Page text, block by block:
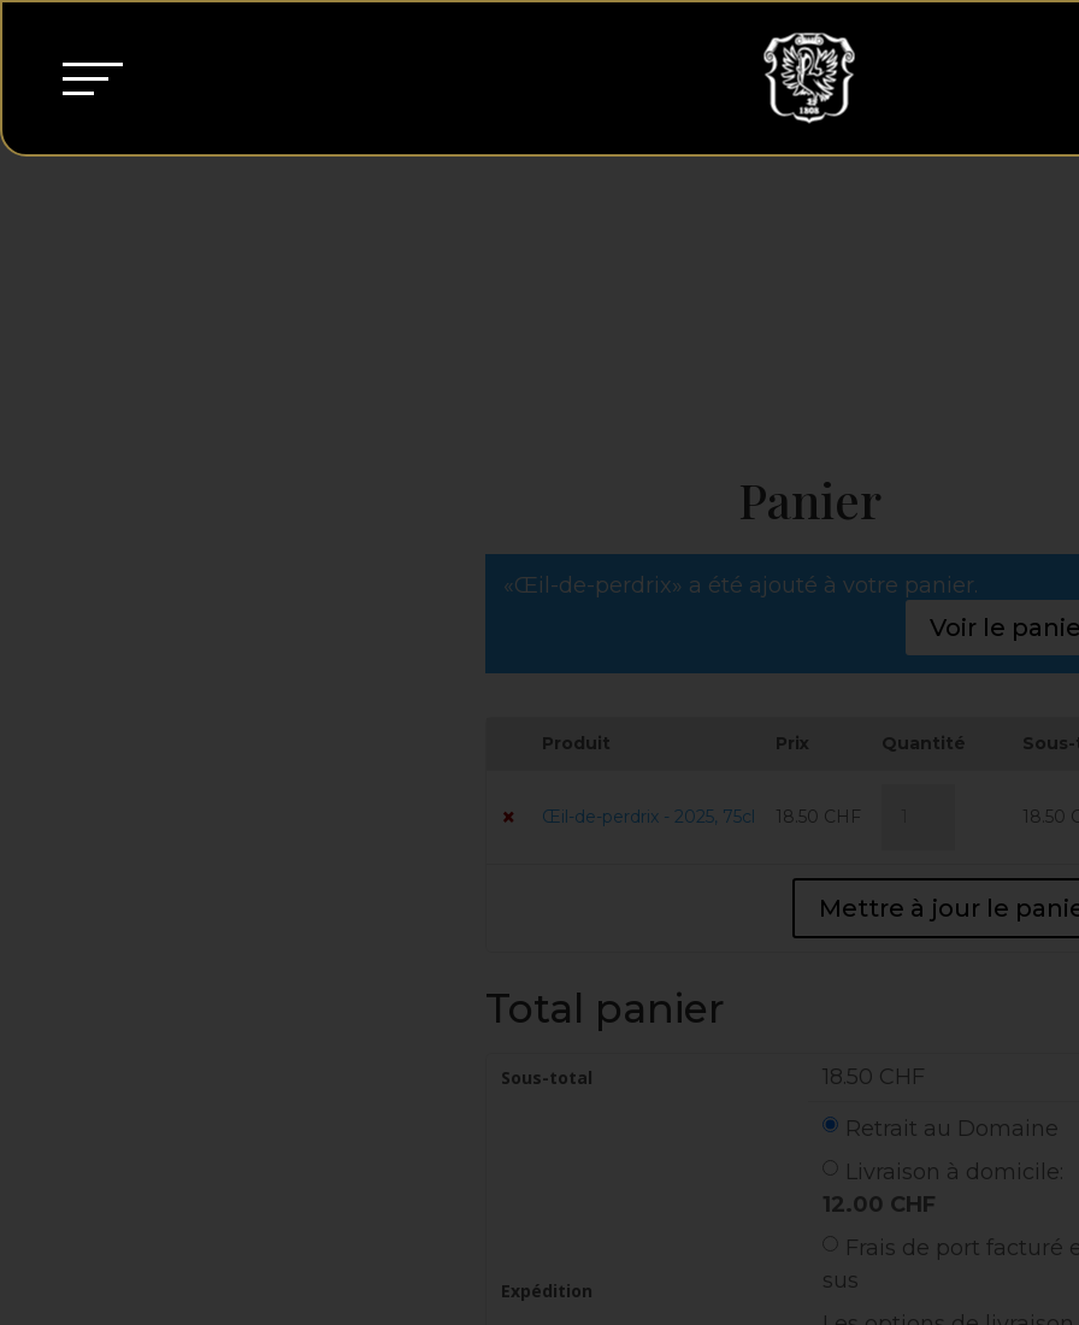
Panier
«Œil-de-perdrix» a été ajouté à votre panier.
Voir le
Supprimer
Produit Prix Quantité
× Œil-de-perdrix - 2025, 75cl 18.50 CHF
perdrix
-
18.50
Mettre à jour le
Total panier
Sous-total 18.50 CHF
Expédition
Retrait au Domaine
Livraison à domicile:
12.00 CHF
Frais de port facturé
sus